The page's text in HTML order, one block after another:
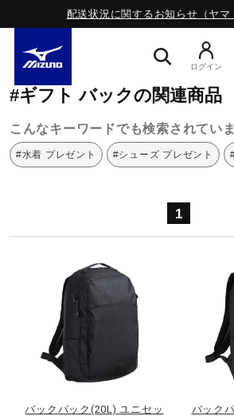
配送状況に関するお知らせ（ヤマ
ライフスタイルウエア
サッカー／フットサル
トレーニング
野球
ログイン
ミズノ公式オンライン
#ギフト バックの関連商品
こんなキーワードでも検索されてい
#水着 プレゼント #シューズ プレゼント
1
バックパック(20L) ユニセッ
バック